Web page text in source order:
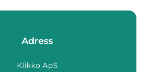
Adress